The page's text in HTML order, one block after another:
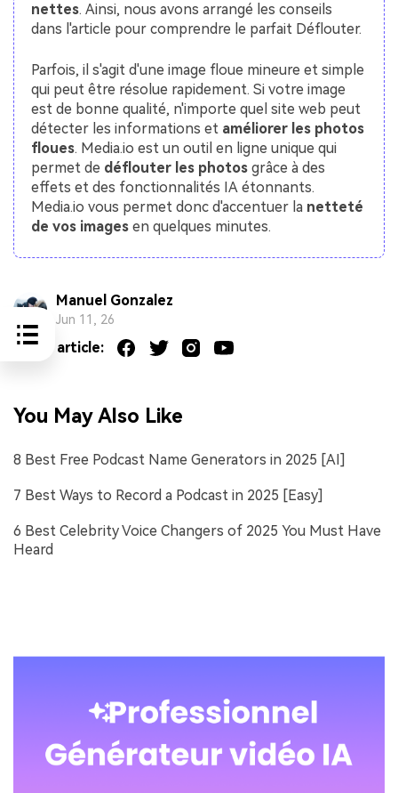
nettes. Ainsi, nous avons arrangé les conseils
dans l'article pour comprendre le parfait Déflouter.
Parfois, il s'agit d'une image floue mineure et simple
qui peut être résolue rapidement. Si votre image
est de bonne qualité, n'importe quel site web peut
détecter les informations et améliorer les photos
floues. Media.io est un outil en ligne unique qui
permet de déflouter les photos grâce à des
effets et des fonctionnalités IA étonnants.
Media.io vous permet donc d'accentuer la netteté
de vos images en quelques minutes.
Manuel Gonzalez
Jun 11, 26
Share article:
You May Also Like
8 Best Free Podcast Name Generators in 2025 [AI]
7 Best Ways to Record a Podcast in 2025 [Easy]
6 Best Celebrity Voice Changers of 2025 You Must Have
Heard